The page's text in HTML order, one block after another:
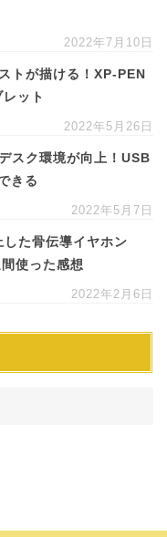
2022年7月10日
トが描ける！XP-PEN
ット
2022年5月26日
スク環境が向上！USB
きる
2022年5月7日
た骨伝導イヤホン
使った感想
2022年2月6日